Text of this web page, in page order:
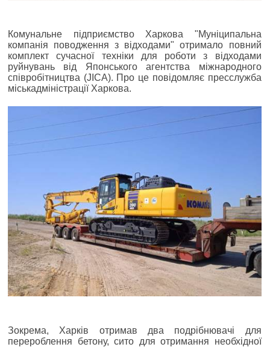
Комунальне підприємство Харкова "Муніципальна
компанія поводження з відходами" отримало повний
комплект сучасної техніки для роботи з відходами
руйнувань від Японського агентства міжнародного
співробітництва (JICA). Про це повідомляє пресслужба
міськадміністрації Харкова.
Зокрема, Харків отримав два подрібнювачі для
перероблення бетону, сито для отримання необхідної